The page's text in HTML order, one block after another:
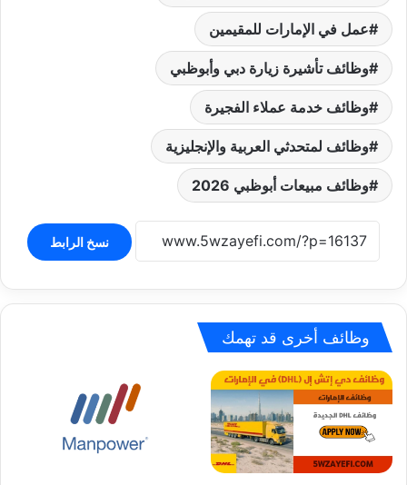
عمل في الإمارات للمقيمين
وظائف تأشيرة زيارة دبي وأبوظبي
وظائف خدمة عملاء الفجيرة
وظائف لمتحدثي العربية والإنجليزية
وظائف مبيعات أبوظبي 2026
نسخ الرابط
وظائف أخرى قد تهمك